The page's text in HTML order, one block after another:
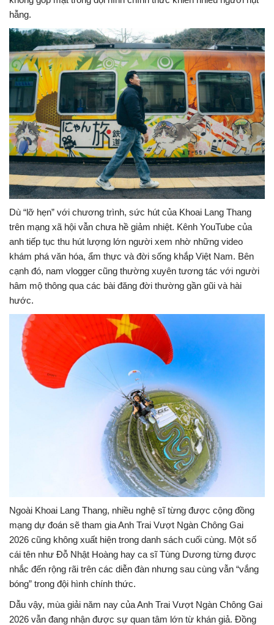
hẫng.
Dù “lỡ hẹn” với chương trình, sức hút của Khoai Lang Thang
trên mạng xã hội vẫn chưa hề giảm nhiệt. Kênh YouTube của
anh tiếp tục thu hút lượng lớn người xem nhờ những video
khám phá văn hóa, ẩm thực và đời sống khắp Việt Nam. Bên
cạnh đó, nam vlogger cũng thường xuyên tương tác với người
hâm mộ thông qua các bài đăng đời thường gần gũi và hài
hước.
Ngoài Khoai Lang Thang, nhiều nghệ sĩ từng được cộng đồng
mạng dự đoán sẽ tham gia Anh Trai Vượt Ngàn Chông Gai
2026 cũng không xuất hiện trong danh sách cuối cùng. Một số
cái tên như Đỗ Nhật Hoàng hay ca sĩ Tùng Dương từng được
nhắc đến rộng rãi trên các diễn đàn nhưng sau cùng vẫn “vắng
bóng” trong đội hình chính thức.
Dẫu vậy, mùa giải năm nay của Anh Trai Vượt Ngàn Chông Gai
2026 vẫn đang nhận được sự quan tâm lớn từ khán giả. Đồng